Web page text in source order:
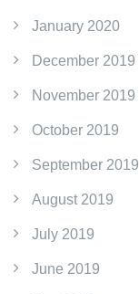
January 2020
December 2019
November 2019
October 2019
September 2019
August 2019
July 2019
June 2019